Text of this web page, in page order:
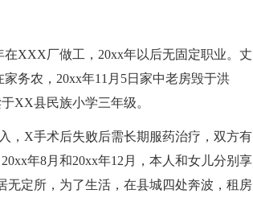
XXX厂做工，20xx年以后无固定职业。丈
务农，20xx年11月5日家中老房毁于洪
XX县民族小学三年级。
，X手术后失败后需长期服药治疗，双方有
年8月和20xx年12月，本人和女儿分别享
无定所，为了生活，在县城四处奔波，租房